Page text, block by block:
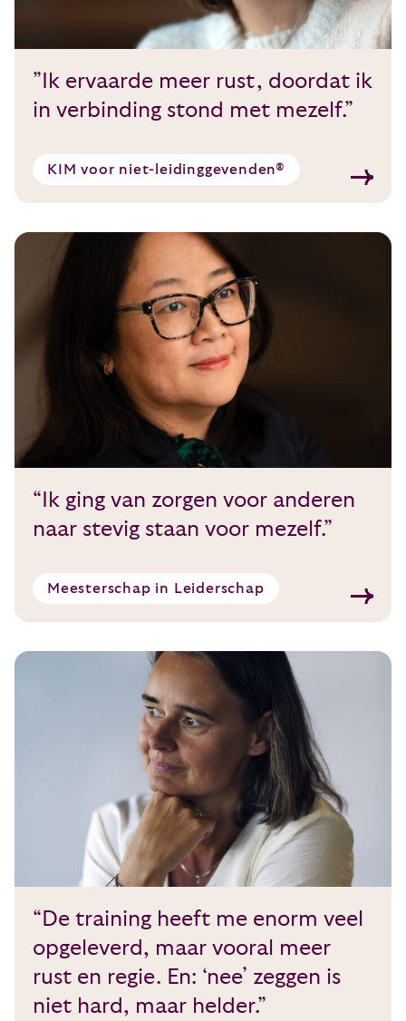
”Ik ervaarde meer rust, doordat ik
in verbinding stond met mezelf.”
KIM voor niet-leidinggevenden®
“Ik ging van zorgen voor anderen
naar stevig staan voor mezelf.”
Meesterschap in Leiderschap
“De training heeft me enorm veel
opgeleverd, maar vooral meer
rust en regie. En: ‘nee’ zeggen is
niet hard, maar helder.”